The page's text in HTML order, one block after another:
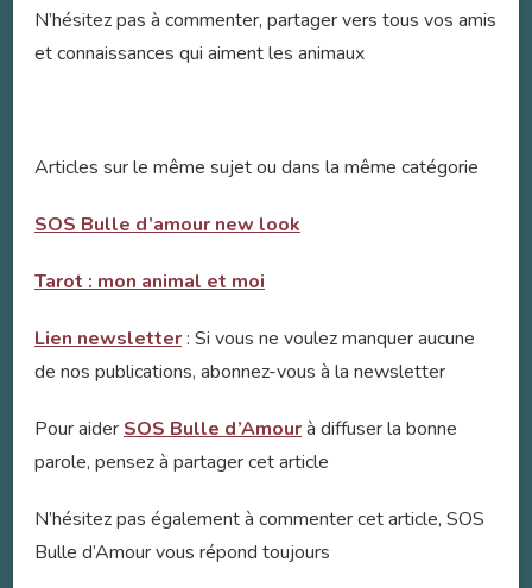
N’hésitez pas à commenter, partager vers tous vos amis
et connaissances qui aiment les animaux
Articles sur le même sujet ou dans la même catégorie
SOS Bulle d’amour new look
Tarot : mon animal et moi
Lien newsletter: Si vous ne voulez manquer aucune
de nos publications, abonnez-vous à la newsletter
Pour aider SOS Bulle d’Amourà diffuser la bonne
parole, pensez à partager cet article
N’hésitez pas également à commenter cet article, SOS
Bulle d’Amour vous répond toujours